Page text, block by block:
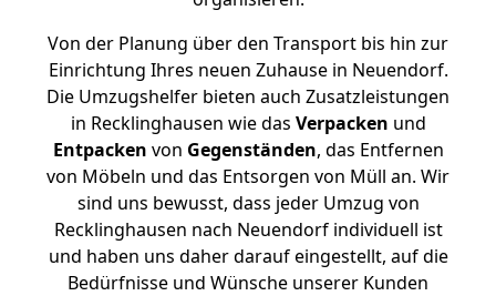
Von der Planung über den Transport bis hin zur
Einrichtung Ihres neuen Zuhause in Neuendorf.
Die Umzugshelfer bieten auch Zusatzleistungen
in Recklinghausen wie das Verpacken und
Entpacken von Gegenständen, das Entfernen
von Möbeln und das Entsorgen von Müll an. Wir
sind uns bewusst, dass jeder Umzug von
Recklinghausen nach Neuendorf individuell ist
und haben uns daher darauf eingestellt, auf die
Bedürfnisse und Wünsche unserer Kunden